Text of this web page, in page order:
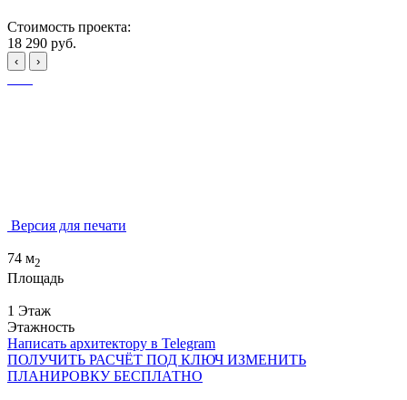
Стоимость проекта:
18 290 руб.
‹ ›
Версия для печати
74 м2
Площадь
1 Этаж
Этажность
Написать архитектору в Telegram
ПОЛУЧИТЬ РАСЧЁТ ПОД КЛЮЧ ИЗМЕНИТЬ
ПЛАНИРОВКУ БЕСПЛАТНО